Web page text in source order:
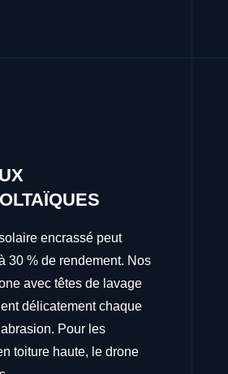
encrassé peut
30 % de rendement. Nos
avec têtes de lavage
délicatement chaque
Pour les
toiture haute, le drone